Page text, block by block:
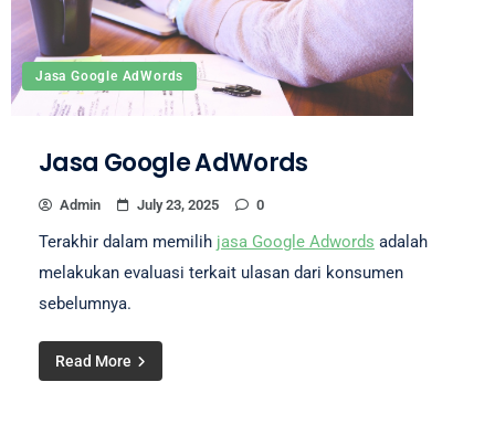
Jasa Google AdWords
Jasa Google AdWords
Admin July 23, 2025 0
Terakhir dalam memilih jasa Google Adwords adalah
melakukan evaluasi terkait ulasan dari konsumen
sebelumnya.
Read More